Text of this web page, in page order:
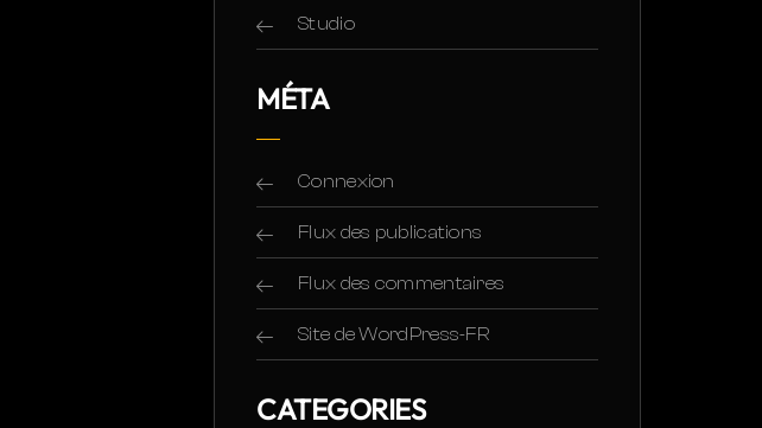
Studio
MÉTA
Connexion
Flux des publications
Flux des commentaires
Site de WordPress-FR
CATEGORIES